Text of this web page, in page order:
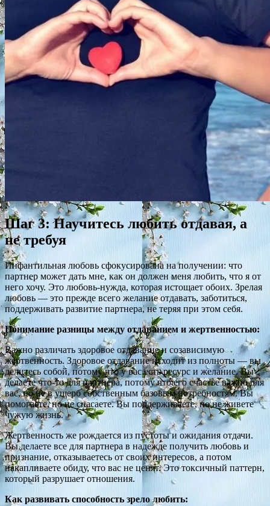
Шаг 3: Научитесь любить отдавая, а
не требуя
Инфантильная любовь сфокусирована на получении: что
партнер может дать мне, как он должен меня любить, что я от
него хочу. Это любовь-нужда, которая истощает обоих. Зрелая
любовь — это прежде всего желание отдавать, заботиться,
поддерживать развитие партнера, не теряя при этом себя.
Понимание разницы между отдаванием и жертвенностью:
Важно различать здоровое отдавание и созависимую
жертвенность. Здоровое отдавание исходит из полноты — вы
делитесь собой, потому что у вас есть ресурс и желание. Вы
делаете что-то для партнера, потому что его счастье важно для
вас, но не в ущерб собственным базовым потребностям. Вы
помогаете, но не спасаете. Вы поддерживаете, но не живете
чужую жизнь.
Жертвенность же рождается из пустоты и ожидания отдачи.
Вы делаете все для партнера в надежде получить любовь и
признание, отказываетесь от своих интересов, а потом
накапливаете обиду, что вас не ценят. Это токсичный паттерн,
который разрушает отношения.
Как развивать способность зрело любить: